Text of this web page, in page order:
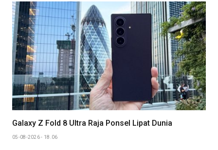
Galaxy Z Fold 8 Ultra Raja Ponsel Lipat Dunia
05-08-2026 - 18.06